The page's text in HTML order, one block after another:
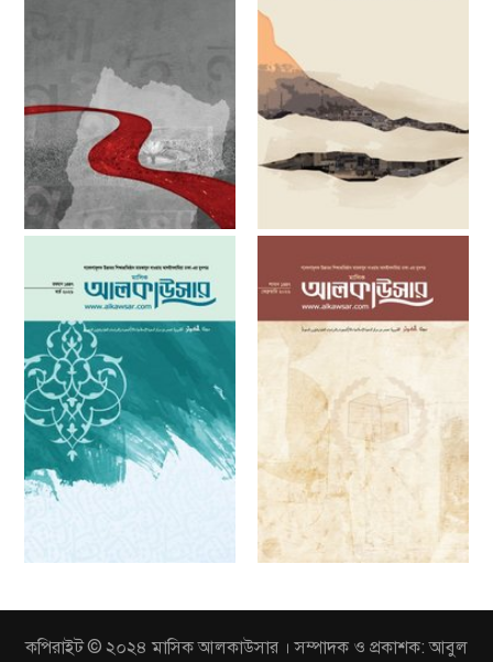
কপিরাইট © ২০২৪ মাসিক আলকাউসার । সম্পাদক ও প্রকাশক: আবুল